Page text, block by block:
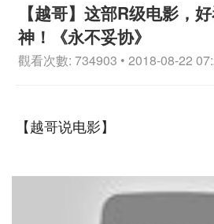
【越哥】这部R级电影，
神！《永不妥协》
觀看次數: 734903 • 2018-08-22
【越哥说电影】